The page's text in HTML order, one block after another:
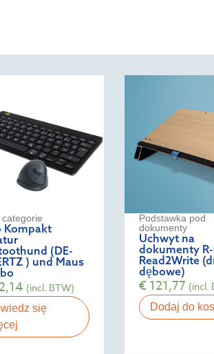
Kompakt
(DE-
) und Maus
(incl. BTW)
się
Podstawka pod
dokumenty
Uchwyt na
dokumenty
Read2Write
dębowe)
€121,77 (incl.
Dodaj do